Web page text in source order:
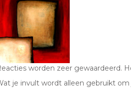
worden zeer gewaardeerd.
je invult wordt alleen gebruikt